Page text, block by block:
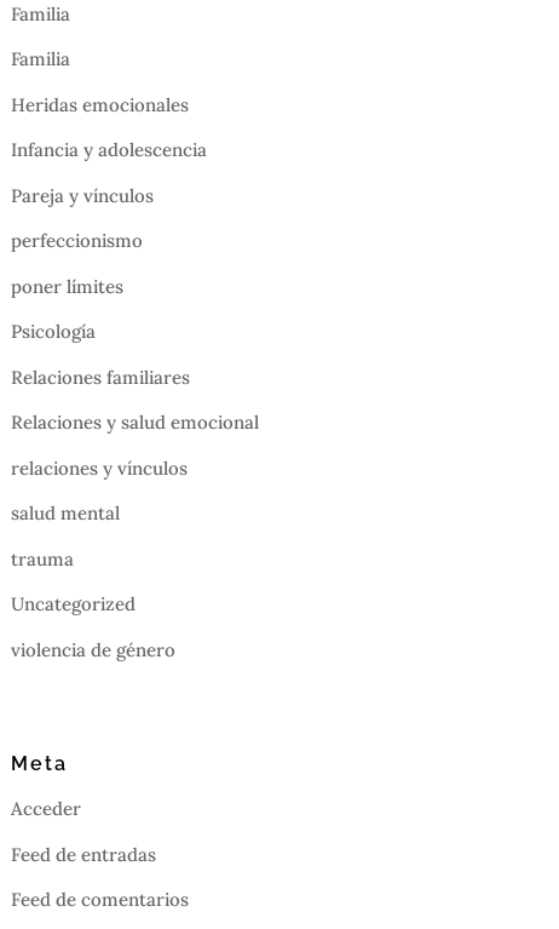
Familia
Familia
Heridas emocionales
Infancia y adolescencia
Pareja y vínculos
perfeccionismo
poner límites
Psicología
Relaciones familiares
Relaciones y salud emocional
relaciones y vínculos
salud mental
trauma
Uncategorized
violencia de género
Meta
Acceder
Feed de entradas
Feed de comentarios